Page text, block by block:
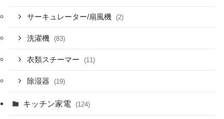
サーキュレーター/扇風機 (2)
洗濯機 (83)
衣類スチーマー (11)
除湿器 (19)
キッチン家電 (124)